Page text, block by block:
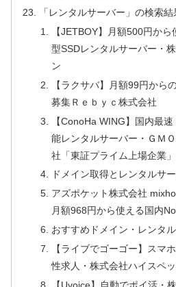
「レンタルサーバー」の検索
【JETBOY】月額500円か
型SSDレンタルサーバー・
ン
【ラクサバ】月額99円から
募集Ｒｅｂｙｃ株式会社
【ConoHa WING】国内最
能レンタルサーバー・ＧＭ
社「東証プライム上場企業」
ドメイン取得とレンタルサ
アズポケット株式会社
月額968円から使える国内
おすすめドメイン・レンタ
【ライブでゴーゴー】スマ
性求人・株式会社ハイスペ